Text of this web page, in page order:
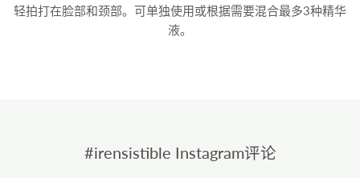
轻拍打在脸部和颈部。可单独使用或根据需要混合最多3种精华
液。
#irensistible Instagram评论